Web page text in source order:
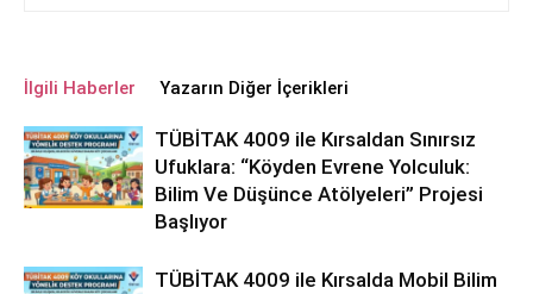
İlgili Haberler Yazarın Diğer İçerikleri
TÜBİTAK 4009 ile Kırsaldan Sınırsız
Ufuklara: “Köyden Evrene Yolculuk:
Bilim Ve Düşünce Atölyeleri” Projesi
Başlıyor
TÜBİTAK 4009 ile Kırsalda Mobil Bilim